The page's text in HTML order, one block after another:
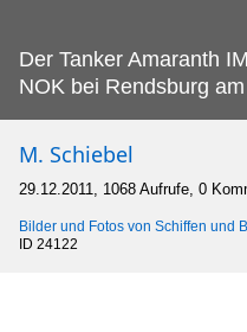
Der Tanker Amaranth
NOK bei Rendsburg
M. Schiebel
29.12.2011, 1068 Aufrufe, 0
Bilder und Fotos von Schiffen und
ID 24122